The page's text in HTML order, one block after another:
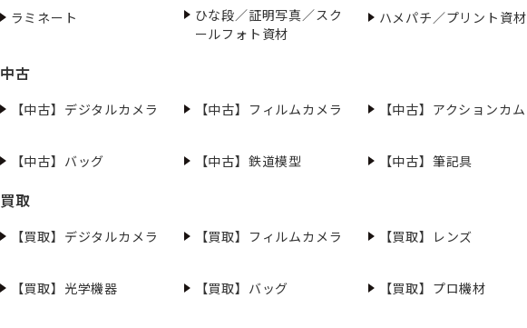
ラミネート
ひな段／証明写真／スク
ールフォト資材
ハメパチ／プリント資材
中古
【中古】デジタルカメラ 【中古】フィルムカメラ 【中古】アクションカム
【中古】バッグ 【中古】鉄道模型 【中古】筆記具
買取
【買取】デジタルカメラ 【買取】フィルムカメラ 【買取】レンズ
【買取】光学機器
【買取】バッグ 【買取】プロ機材